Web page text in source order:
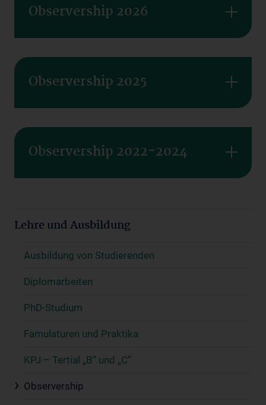
Observership 2026
Observership 2025
Observership 2022-2024
Lehre und Ausbildung
Ausbildung von Studierenden
Diplomarbeiten
PhD-Studium
Famulaturen und Praktika
KPJ – Tertial „B“ und „C“
Observership